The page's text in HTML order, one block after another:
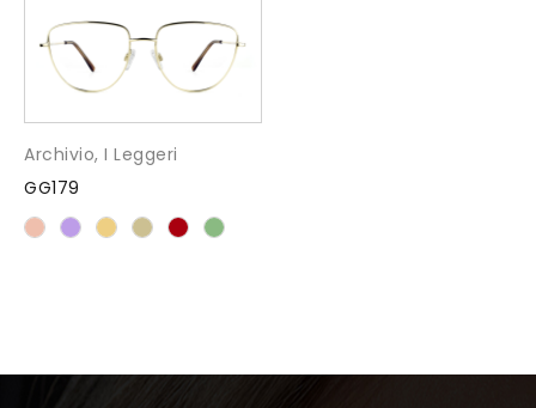
Archivio, I Leggeri
GG179